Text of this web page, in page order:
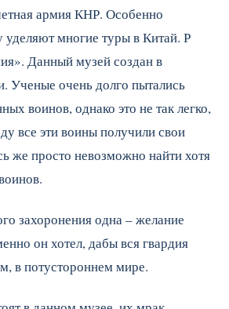
армия КНР. Особенно
уделяют многие туры в Китай. Р
Данный музей создан в
Ученые очень долго пытались
воинов, однако это не так легко,
все эти воины получили свои
же просто невозможно найти хотя
захоронения одна – желание
он хотел, дабы вся гвардия
в потустороннем мире.